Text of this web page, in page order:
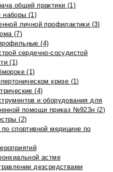
общей практики (1)
наборы (1)
личной профилактики (3)
(7)
(4)
сердечно-сосудистой
(1)
(1)
кризе (1)
(4)
и оборудования для
помощи приказ №923н (2)
(2)
спортивной медицине по
астме
дезсредствами